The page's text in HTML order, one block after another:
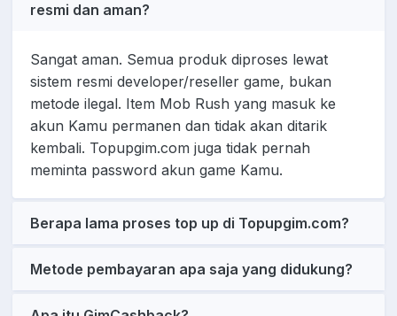
resmi dan aman?
Sangat aman. Semua produk diproses lewat
sistem resmi developer/reseller game, bukan
metode ilegal. Item Mob Rush yang masuk ke
akun Kamu permanen dan tidak akan ditarik
kembali. Topupgim.com juga tidak pernah
meminta password akun game Kamu.
Berapa lama proses top up di Topupgim.com?
Metode pembayaran apa saja yang didukung?